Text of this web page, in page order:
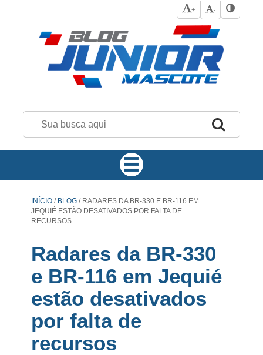
+ -
INÍCIO / BLOG /RADARES DA BR-330 E BR-116 EM
JEQUIÉ ESTÃO DESATIVADOS POR FALTA DE
RECURSOS
Radares da BR-330
e BR-116 em Jequié
estão desativados
por falta de
recursos